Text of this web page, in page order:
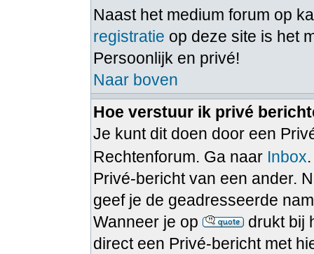
Naast het medium forum op
registratie op deze site is het
Persoonlijk en privé!
Naar boven
Hoe verstuur ik privé
Je kunt dit doen door een
Rechtenforum. Ga naar Inbox
Privé-bericht van een ander.
geef je de geadresseerde
Wanneer je op
drukt bij
direct een Privé-bericht met